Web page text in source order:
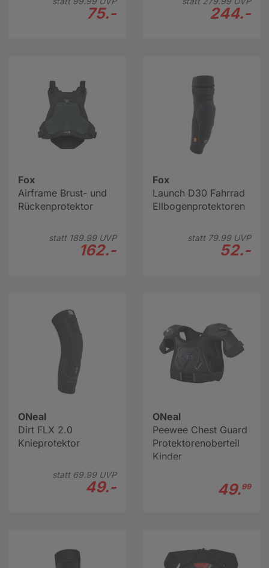
75.- 244.-
Fox
Airframe Brust- und
Rückenprotektor
statt 189.99UVP
162.-
Fox
Launch D30 Fahrrad
Ellbogenprotektoren
statt 79.99UVP
52.-
ONeal
Dirt FLX 2.0
Knieprotektor
statt 69.99UVP
49.-
ONeal
Peewee Chest Guard
Protektorenoberteil
Kinder
49.99